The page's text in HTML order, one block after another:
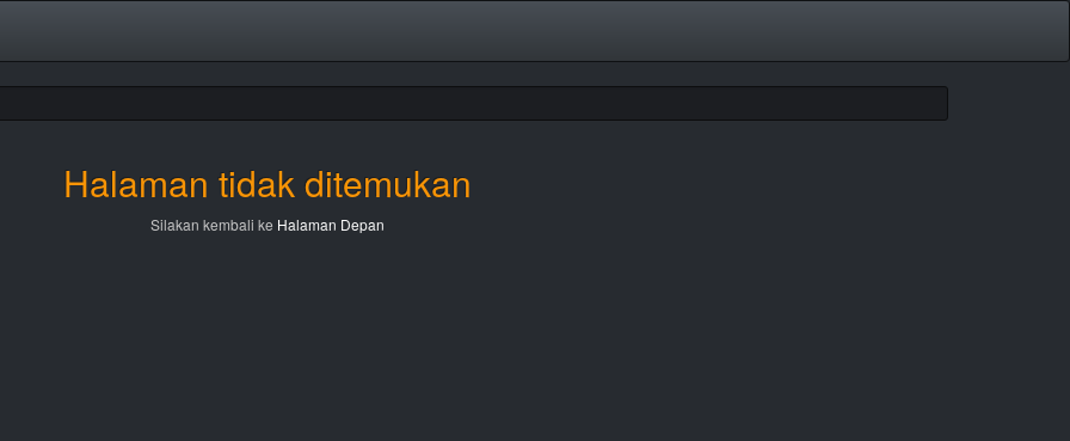
Halaman tidak ditemukan
Silakan kembali ke Halaman Depan